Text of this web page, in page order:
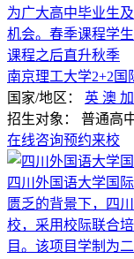
为广大高中毕业生
机会。春季课程学
课程之后直升秋季
南京理工大学2+2国
国家/地区： 英 澳 加
招生对象： 普通高
在线咨询预约来校
四川外国语大学国
匮乏的背景下，四
校，采用校际联合
目。该项目学制为